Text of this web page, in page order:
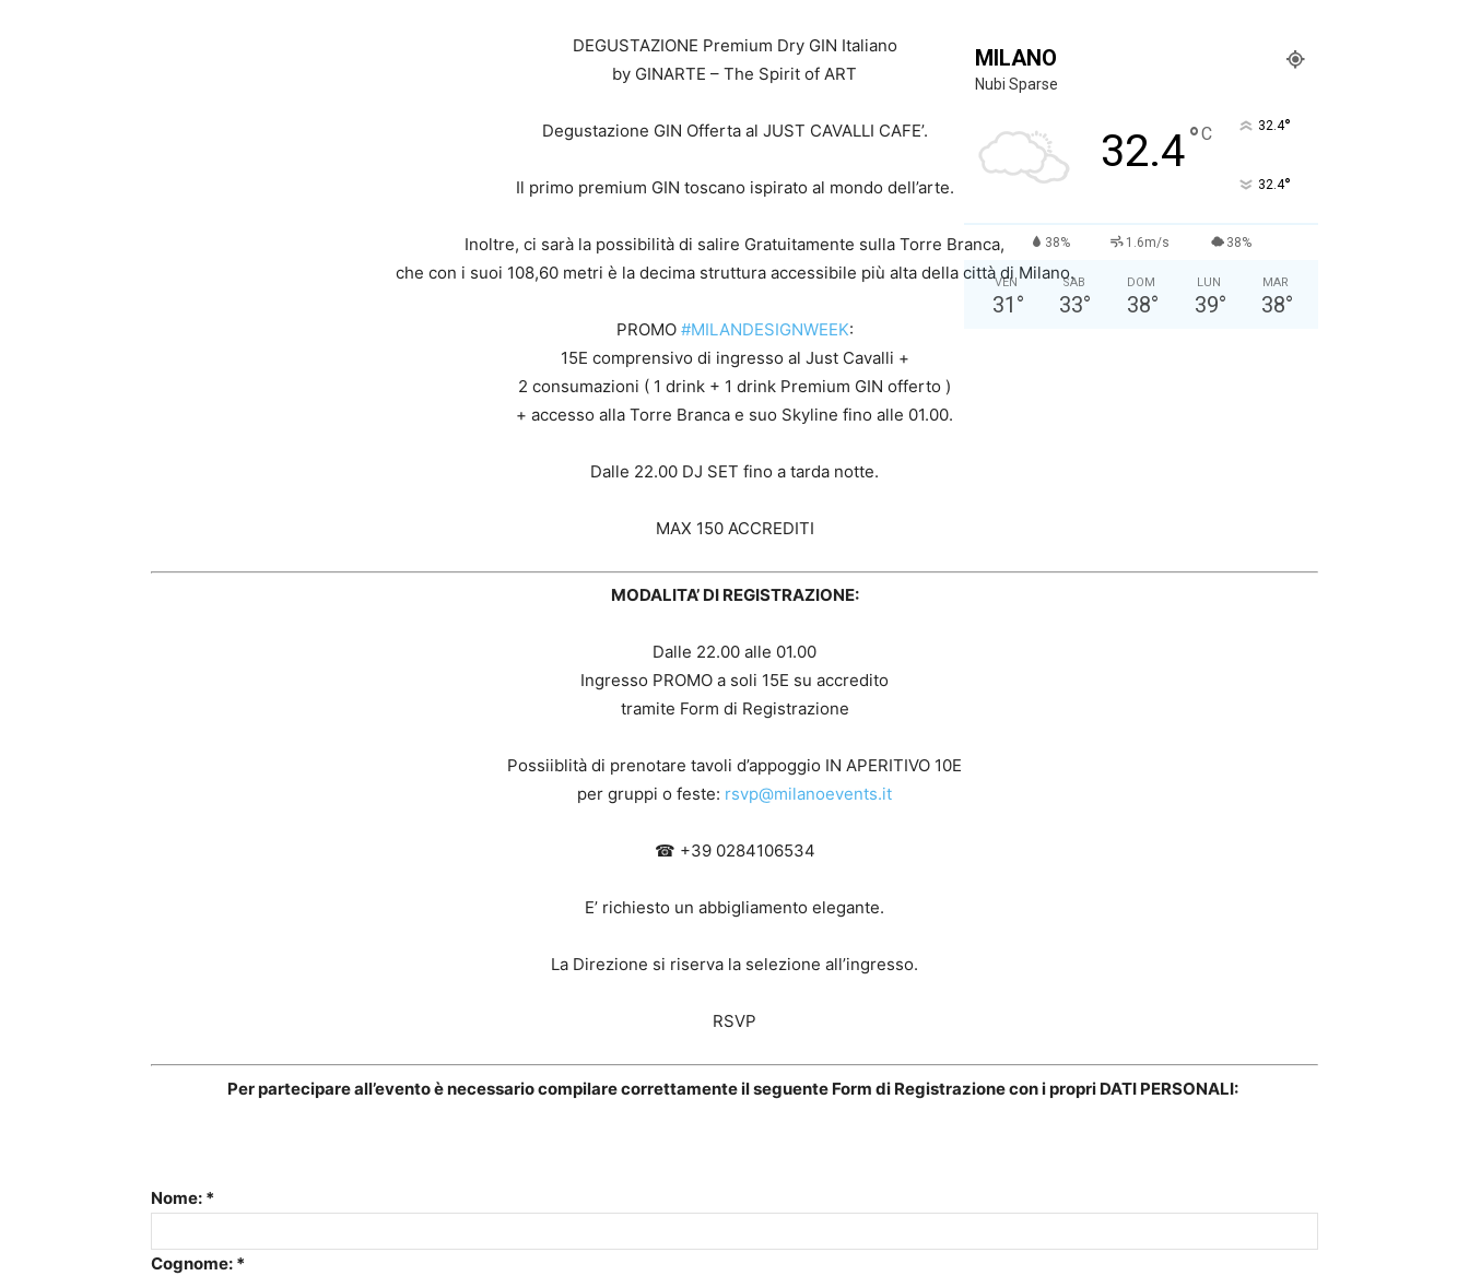
DEGUSTAZIONE Premium Dry GIN Italiano
by GINARTE – The Spirit of ART
Degustazione GIN Offerta al JUST CAVALLI CAFE’.
Il primo premium GIN toscano ispirato al mondo dell’arte.
Inoltre, ci sarà la possibilità di salire Gratuitamente sulla Torre Branca,
che con i suoi 108,60 metri è la decima struttura accessibile più alta della città di Milano.
PROMO #MILANDESIGNWEEK:
15E comprensivo di ingresso al Just Cavalli +
2 consumazioni ( 1 drink + 1 drink Premium GIN offerto )
+ accesso alla Torre Branca e suo Skyline fino alle 01.00.
Dalle 22.00 DJ SET fino a tarda notte.
MAX 150 ACCREDITI
MODALITA’ DI REGISTRAZIONE:
Dalle 22.00 alle 01.00
Ingresso PROMO a soli 15E su accredito
tramite Form di Registrazione
Possiiblità di prenotare tavoli d’appoggio IN APERITIVO 10E
per gruppi o feste: rsvp@milanoevents.it
☎ +39 0284106534
E’ richiesto un abbigliamento elegante.
La Direzione si riserva la selezione all’ingresso.
RSVP
Per partecipare all’evento è necessario compilare correttamente il seguente Form di Registrazione con i propri DATI PERSONALI:
Nome: *
Cognome: *
MILANO
Nubi Sparse
32.4°C 32.4°
32.4°
38% 1.6m/s 38%
VEN
31 °
SAB
33°
DOM
38°
LUN
39°
MAR
38°